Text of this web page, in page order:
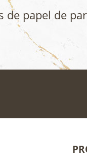
de papel de